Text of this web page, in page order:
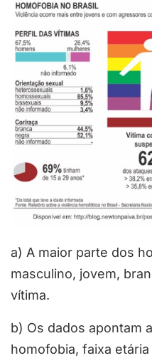
a) A maior parte dos
masculino, jovem,
vítima.
b) Os dados apontam
homofobia, faixa